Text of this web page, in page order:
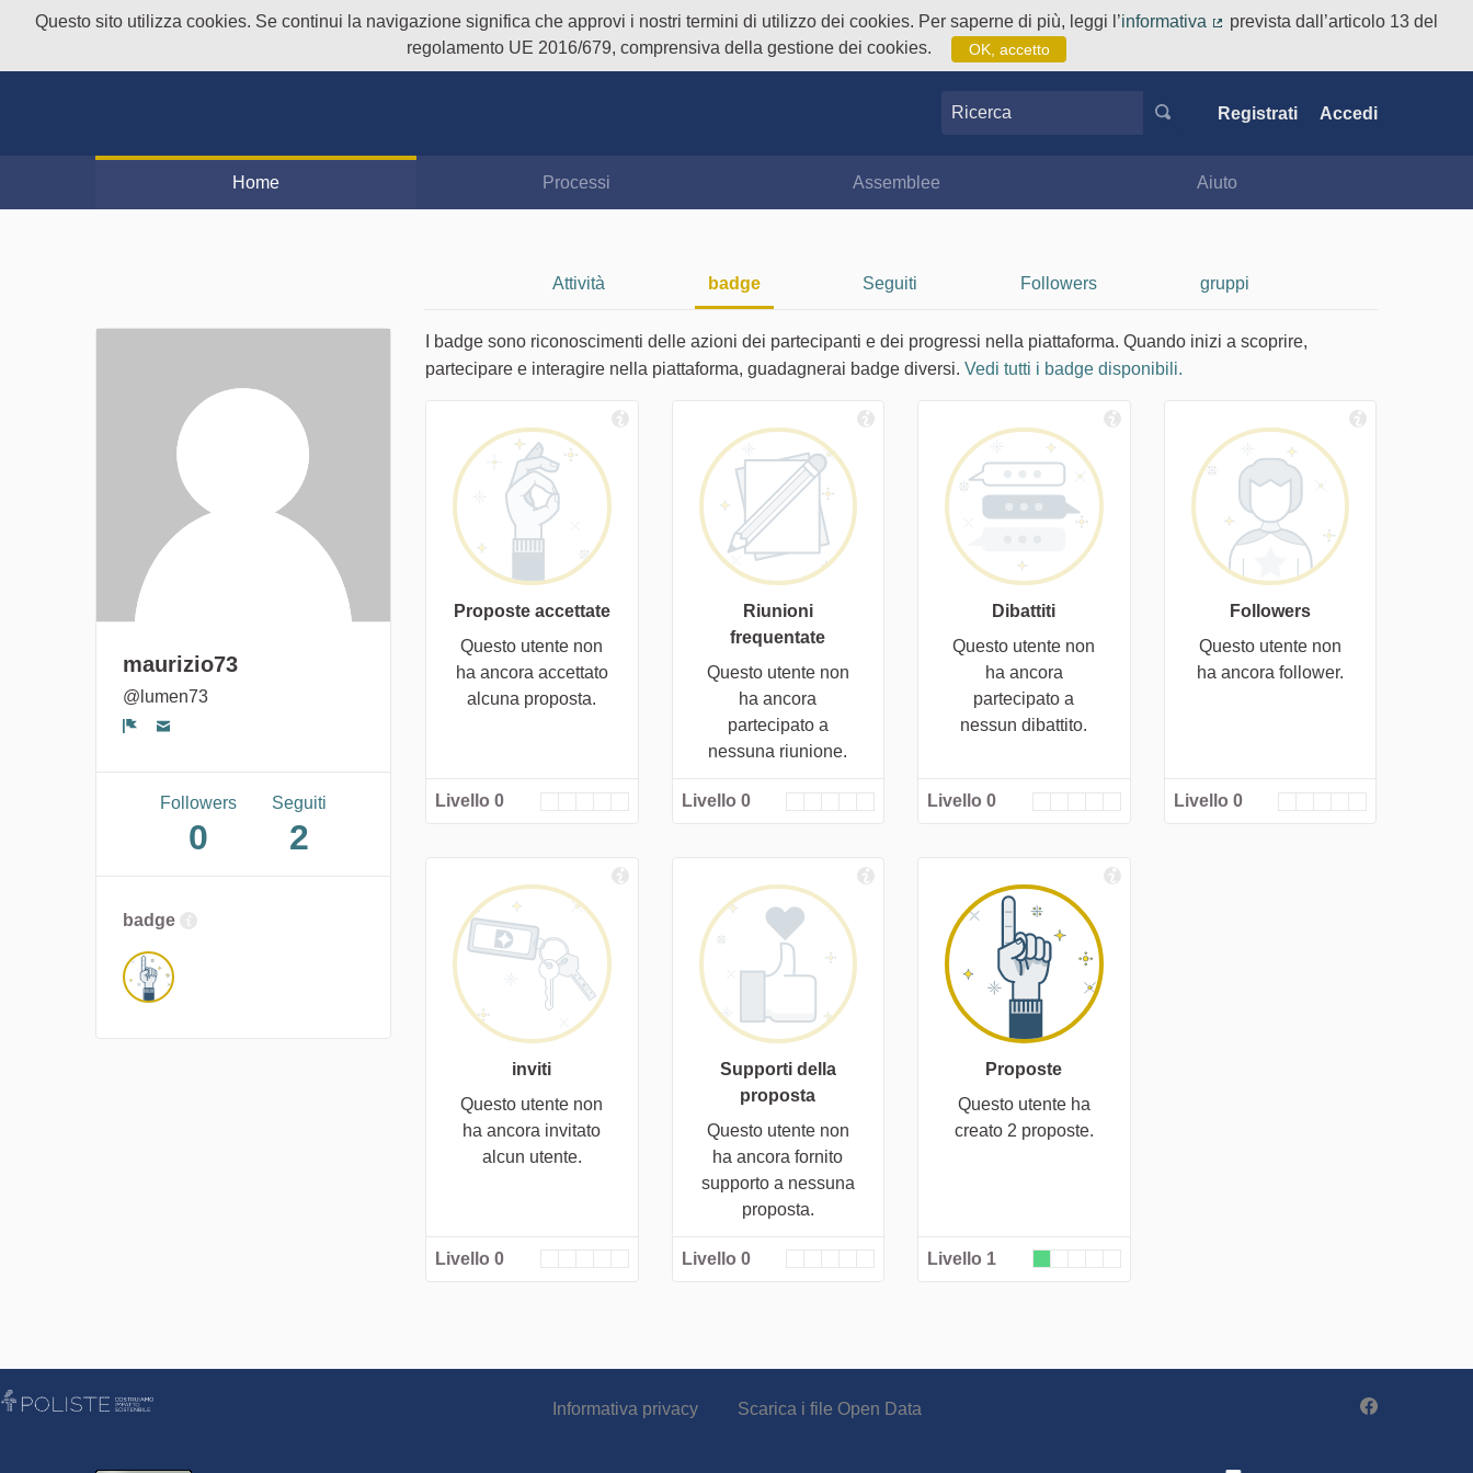
Questo sito utilizza cookies. Se continui la navigazione significa che approvi i nostri termini di utilizzo dei cookies. Per saperne di più, leggi l’informativa
prevista dall’articolo 13 del
regolamento UE 2016/679, comprensiva della gestione dei cookies.
OK, accetto
Ricerca Registrati Accedi
Home Processi Assemblee Aiuto
Attività badge Seguiti Followers gruppi
maurizio73
@lumen73
Followers
0
Seguiti
2
badge
I badge sono riconoscimenti delle azioni dei partecipanti e dei progressi nella piattaforma. Quando inizi a scoprire,
partecipare e interagire nella piattaforma, guadagnerai badge diversi. Vedi tutti i badge disponibili.
Proposte accettate
Questo utente non
ha ancora accettato
alcuna proposta.
Livello 0
Riunioni
frequentate
Questo utente non
ha ancora
partecipato a
nessuna riunione.
Livello 0
Dibattiti
Questo utente non
ha ancora
partecipato a
nessun dibattito.
Livello 0
Followers
Questo utente non
ha ancora follower.
Livello 0
inviti
Questo utente non
ha ancora invitato
alcun utente.
Livello 0
Supporti della
proposta
Questo utente non
ha ancora fornito
supporto a nessuna
proposta.
Livello 0
Proposte
Questo utente ha
creato 2 proposte.
Livello 1
Informativa privacy Scarica i file Open Data Partecipa -